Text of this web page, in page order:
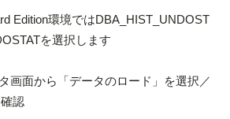
Edition環境ではDBA_HIST_UNDOST
を選択します
画面から「データのロード」を選択／
認